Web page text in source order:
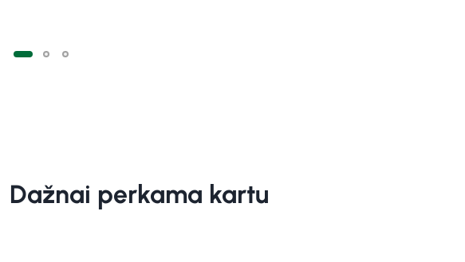
Dažnai perkama kartu